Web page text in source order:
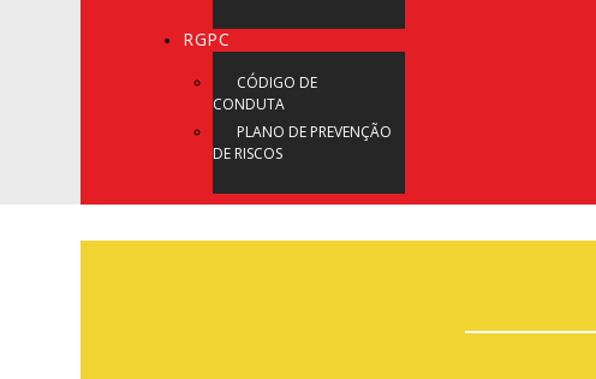
RGPC
CÓDIGO DE
CONDUTA
PLANO DE PREVENÇÃO
DE RISCOS